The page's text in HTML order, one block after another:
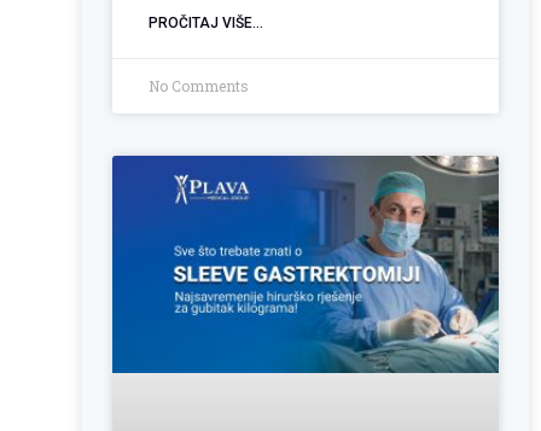
PROČITAJ VIŠE...
No Comments